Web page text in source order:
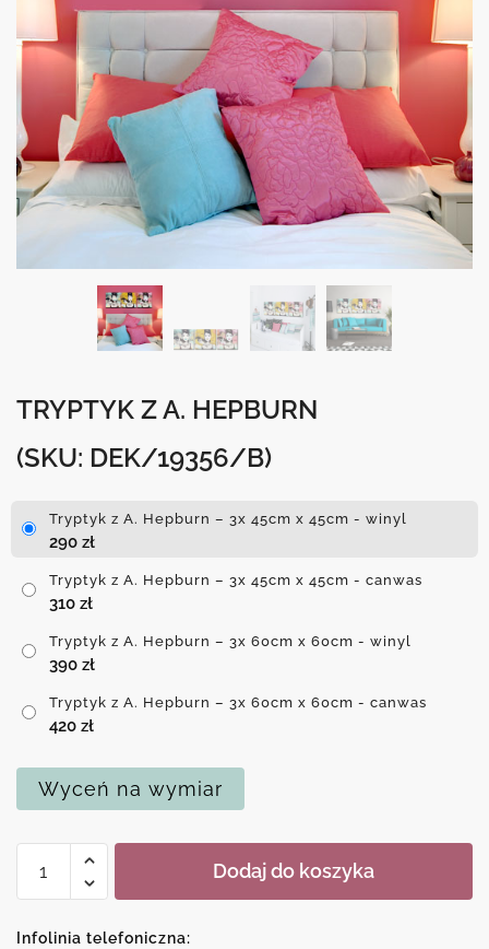
TRYPTYK Z A. HEPBURN
(SKU: DEK/19356/B)
Tryptyk z A. Hepburn – 3x 45cm x 45cm - winyl
290 zł
Tryptyk z A. Hepburn – 3x 45cm x 45cm - canwas
310 zł
Tryptyk z A. Hepburn – 3x 60cm x 60cm - winyl
390 zł
Tryptyk z A. Hepburn – 3x 60cm x 60cm - canwas
420 zł
Wyceń na wymiar
Tryptyk
A.
Dodaj do koszyka
Infolinia telefoniczna: